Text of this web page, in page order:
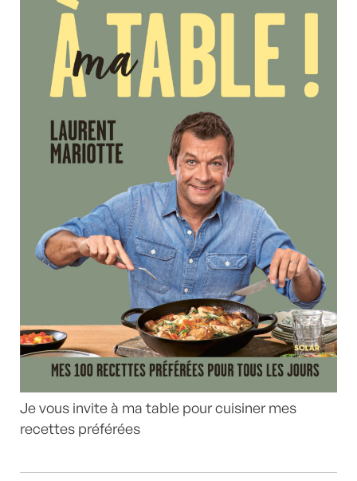
Je vous invite à ma table pour cuisiner mes
recettes préférées